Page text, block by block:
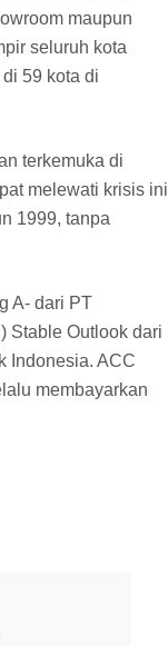
maupun
seluruh kota
59 kota di
terkemuka di
melewati krisis ini
1999, tanpa
A- dari PT
Stable Outlook dari
Indonesia. ACC
membayarkan